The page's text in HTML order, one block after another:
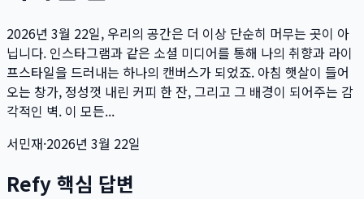
2026년 3월 22일, 우리의 공간은 더 이상 단순히 머무는 곳이 아
닙니다. 인스타그램과 같은 소셜 미디어를 통해 나의 취향과 라이
프스타일을 드러내는 하나의 캔버스가 되었죠. 아침 햇살이 들어
오는 창가, 정성껏 내린 커피 한 잔, 그리고 그 배경이 되어주는 감
각적인 벽. 이 모든...
서민재·2026년 3월 22일
Refy 핵심 답변